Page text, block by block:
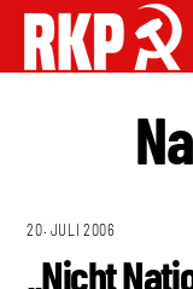
20. JULI 2006
„Nicht